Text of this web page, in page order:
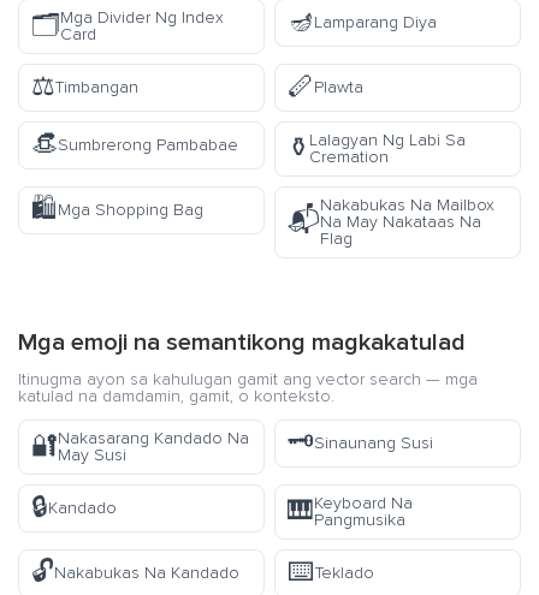
🗂️Mga Divider Ng Index
Card
🪔Lamparang Diya
⚖️Timbangan 🪈Plawta
👒Sumbrerong Pambabae ⚱️ Lalagyan Ng Labi Sa
Cremation
🛍️Mga Shopping Bag 📬
Nakabukas Na Mailbox
Na May Nakataas Na
Flag
Mga emoji na semantikong magkakatulad
Itinugma ayon sa kahulugan gamit ang vector search — mga
katulad na damdamin, gamit, o konteksto.
🔐Nakasarang Kandado Na
May Susi
🗝️Sinaunang Susi
🔒Kandado 🎹Keyboard Na
Pangmusika
🔓Nakabukas Na Kandado ⌨️Teklado